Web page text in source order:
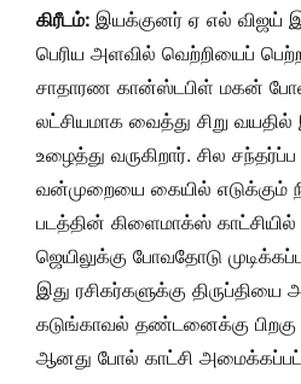
கிரீடம்: இயக்குனர் ஏ எல் விஜய்
பெரிய அளவில் வெற்றியைப்
சாதாரண கான்ஸ்டபிள் மகன்
லட்சியமாக வைத்து சிறு
உழைத்து வருகிறார். சில
வன்முறையை கையில் எடுக்கும்
படத்தின் கிளைமாக்ஸ்
ஜெயிலுக்கு போவதோடு
இது ரசிகர்களுக்கு
கடுங்காவல் தண்டனைக்கு
ஆனது போல் காட்சி